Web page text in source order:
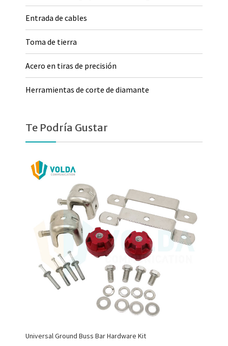
Entrada de cables
Toma de tierra
Acero en tiras de precisión
Herramientas de corte de diamante
Te Podría Gustar
Universal Ground Buss Bar Hardware Kit